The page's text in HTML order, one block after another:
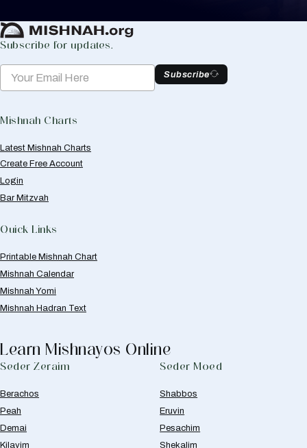
Subscribe for updates.
Subscribe
Mishnah Charts
Latest Mishnah Charts
Create Free Account
Login
Bar Mitzvah
Quick Links
Printable Mishnah Chart
Mishnah Calendar
Mishnah Yomi
Mishnah Hadran Text
Learn Mishnayos Online
Seder Zeraim
Berachos
Peah
Demai
Kilayim
Seder Moed
Shabbos
Eruvin
Pesachim
Shekalim